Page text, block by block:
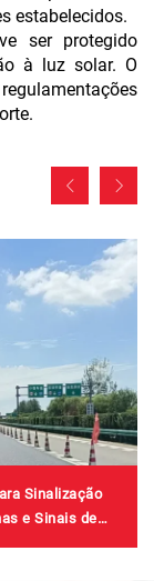
estabelecidos.
ser protegido
à luz solar. O
Sinalização
e Sinais de